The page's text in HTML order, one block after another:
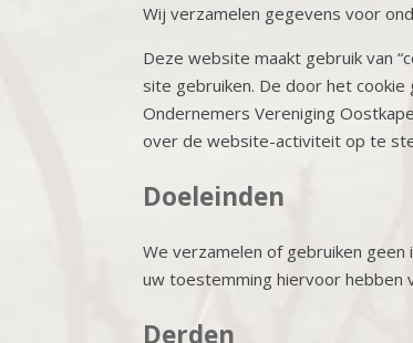
Wij verzamelen gegevens voor
Deze website maakt gebruik van
site gebruiken. De door het
Ondernemers Vereniging
over de website-activiteit op te
Doeleinden
We verzamelen of gebruiken
uw toestemming hiervoor hebben
Derden